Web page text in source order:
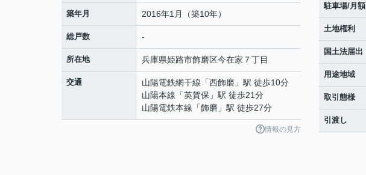
築年月 2016年1月（築10年）
総戸数 -
所在地 兵庫県姫路市飾磨区今在家 ７丁目
交通 山陽電鉄網干線 「西飾磨 」駅 徒歩10分
山陽本線 「英賀保 」駅 徒歩21分
山陽電鉄本線 「飾磨 」駅 徒歩27分
情報の見方
駐車場/月額
土地権利
国土法届出
用途地域
取引態様
引渡し